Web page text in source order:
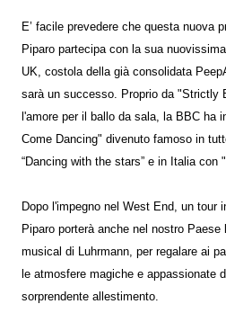
E’ facile prevedere che questa nuova
Piparo partecipa con la sua
UK, costola della già consolidata
sarà un successo. Proprio da "Strictly
l'amore per il ballo da sala, la BBC ha
Come Dancing" divenuto famoso in
“Dancing with the stars” e in Italia con
Dopo l'impegno nel West End, un tour
Piparo porterà anche nel nostro
musical di Luhrmann, per regalare ai
le atmosfere magiche e appassionate
sorprendente allestimento.